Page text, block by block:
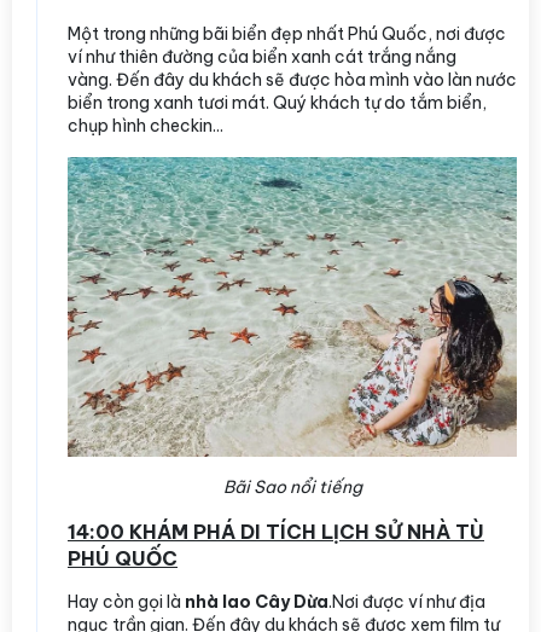
Một trong những bãi biển đẹp nhất Phú Quốc, nơi được
ví như thiên đường của biển xanh cát trắng nắng
vàng. Đến đây du khách sẽ được hòa mình vào làn nước
biển trong xanh tươi mát. Quý khách tự do tắm biển,
chụp hình checkin...
Bãi Sao nổi tiếng
14:00 KHÁM PHÁ DI TÍCH LỊCH SỬ NHÀ TÙ
PHÚ QUỐC
Hay còn gọi là nhà lao Cây Dừa.Nơi được ví như địa
ngục trần gian. Đến đây du khách sẽ được xem film tư